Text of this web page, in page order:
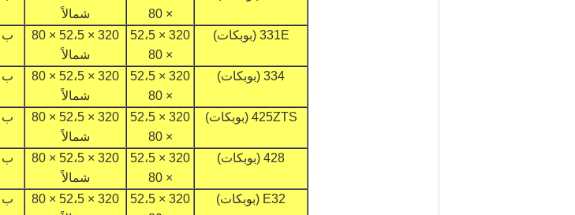
× 80
شمالاً
331E (بوبكات)
320 × 52،5
× 80
320 × 52،5 × 80
شمالاً
ب 1
334 (بوبكات)
320 × 52،5
× 80
320 × 52،5 × 80
شمالاً
ب 1
425ZTS (بوبكات)
320 × 52،5
× 80
320 × 52،5 × 80
شمالاً
ب 1
428 (بوبكات)
320 × 52،5
× 80
320 × 52،5 × 80
شمالاً
ب 1
E32 (بوبكات)
320 × 52،5
320 × 52،5 × 80
ب 1